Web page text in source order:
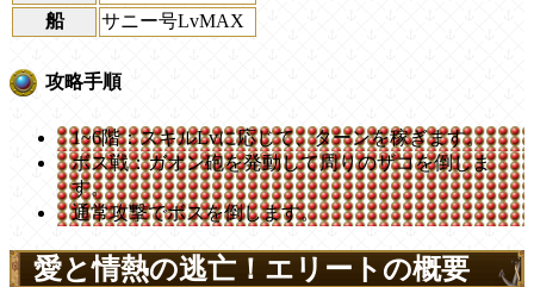
船
サニー号LvMAX
攻略手順
1~6階：スキルLvに応じて、ターンを稼ぎます。
ボス戦：ガオン砲を発動して周りのザコを倒しま
す。
通常攻撃でボスを倒します。
愛と情熱の逃亡！エリートの概要